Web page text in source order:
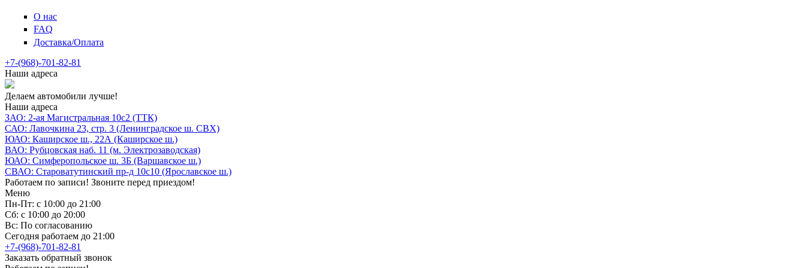
О нас
FAQ
Доставка/Оплата
+7-(968)-701-82-81
Наши адреса
Делаем автомобили лучше!
Наши адреса
ЗАО: 2-ая Магистральная 10с2 (ТТК)
САО: Лавочкина 23, стр. 3 (Ленинградское ш. СВХ)
ЮАО: Каширское ш., 22А (Каширское ш.)
ВАО: Рубцовская наб. 11 (м. Электрозаводская)
ЮАО: Симферопольское ш. 3Б (Варшавское ш.)
СВАО: Староватутинский пр-д 10с10 (Ярославское ш.)
Работаем по записи! Звоните перед приездом!
Меню
Пн-Пт: с 10:00 до 21:00
Сб: с 10:00 до 20:00
Вс: По согласованию
Сегодня работаем до 21:00
+7-(968)-701-82-81
Заказать обратный звонок